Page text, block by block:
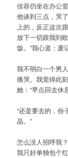
佳容仍坐在办公
他谈到三点，哭
上的，反正这次
放下一切跟我到
饭。”我心道：废
我不明白一个男
痛哭。我觉得此
她：“早点回去休
“还是要去的，份
晶。”
怎么没人招呼我
我只好单独包个